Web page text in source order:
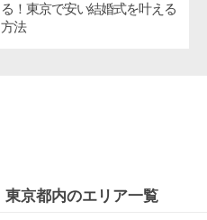
る！東京で安い結婚式を叶える
方法
東京都内のエリア一覧